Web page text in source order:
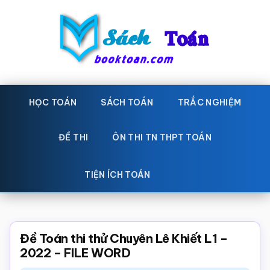
Sách
Toán
toán
Học
toán,
giáo
Toán,
trắc
HỌC TOÁN SÁCH TOÁN TRẮC NGHIỆM
ĐỀ THI ÔN THI TN THPT TOÁN
TIỆN ÍCH TOÁN
Đề Toán thi thử Chuyên Lê Khiết L1 –
2022 – FILE WORD